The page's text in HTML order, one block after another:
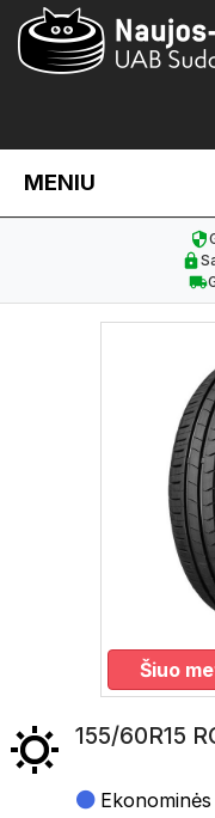
MENIU
Šiuo
155/60R15